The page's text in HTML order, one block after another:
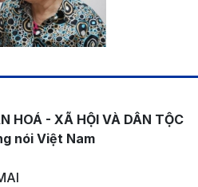
HOÁ - XÃ HỘI VÀ DÂN TỘC
nói Việt Nam